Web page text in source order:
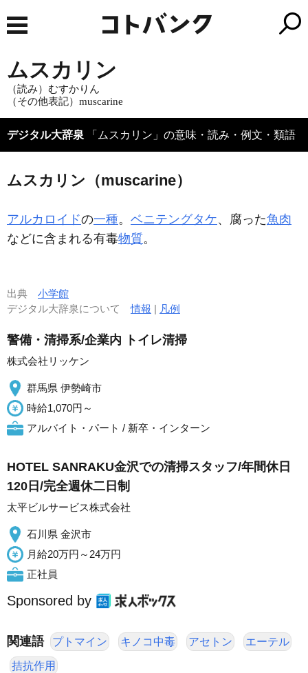
ムスカリン
（読み）むすかりん
（その他表記）muscarine
デジタル大辞泉 「ムスカリン」の意味・読み・例文・類語
ムスカリン（muscarine）
アルカロイドの一種。 ベニテングタケ、腐った魚肉
などに含まれる有毒物質。
出典 小学館
デジタル大辞泉について情報 | 凡例
警備・清掃系/企業内 トイレ清掃
株式会社リッケン
群馬県 伊勢崎市
時給1,070円～
アルバイト・パート / 新卒・インターン
HOTEL SANRAKU金沢での清掃スタッフ/年間休日
120日/完全週休二日制
太平ビルサービス株式会社
石川県 金沢市
月給20万円～24万円
正社員
Sponsored by
関連語 プトマイン キノコ中毒 アセトン エーテル
拮抗作用